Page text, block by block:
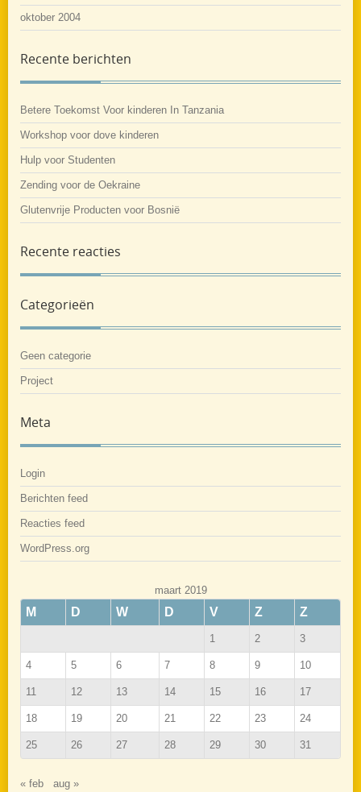
oktober 2004
Recente berichten
Betere Toekomst Voor kinderen In Tanzania
Workshop voor dove kinderen
Hulp voor Studenten
Zending voor de Oekraine
Glutenvrije Producten voor Bosnië
Recente reacties
Categorieën
Geen categorie
Project
Meta
Login
Berichten feed
Reacties feed
WordPress.org
maart 2019
M D W D V Z Z
1 2 3
4 5 6 7 8 9 10
11 12 13 14 15 16 17
18 19 20 21 22 23 24
25 26 27 28 29 30 31
« feb aug »